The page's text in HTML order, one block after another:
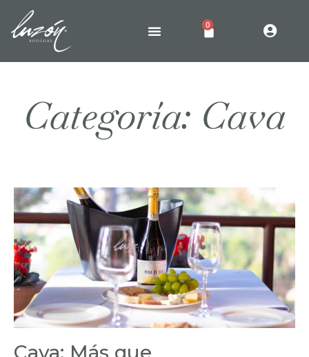
0
Categoría: Cava
Cava: Más que